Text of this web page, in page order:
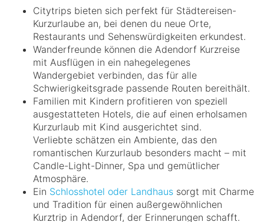
Citytrips bieten sich perfekt für Städtereisen-
Kurzurlaube an, bei denen du neue Orte,
Restaurants und Sehenswürdigkeiten erkundest.
Wanderfreunde können die Adendorf Kurzreise
mit Ausflügen in ein nahegelegenes
Wandergebiet verbinden, das für alle
Schwierigkeitsgrade passende Routen bereithält.
Familien mit Kindern profitieren von speziell
ausgestatteten Hotels, die auf einen erholsamen
Kurzurlaub mit Kind ausgerichtet sind.
Verliebte schätzen ein Ambiente, das den
romantischen Kurzurlaub besonders macht – mit
Candle-Light-Dinner, Spa und gemütlicher
Atmosphäre.
Ein Schlosshotel oder Landhaus sorgt mit Charme
und Tradition für einen außergewöhnlichen
Kurztrip in Adendorf, der Erinnerungen schafft.